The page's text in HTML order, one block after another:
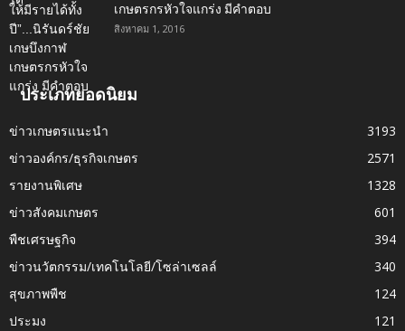
เกษตรกรหัวใจแกร่ง มีคำตอบ
สิงหาคม 1, 2016
ประเภทยอดนิยม
ข่าวเกษตรแนะนำ
3193
ข่าวองค์กร/ธุรกิจเกษตร
2571
รายงานพิเศษ
1328
ข่าวสังคมเกษตร
601
พืชเศรษฐกิจ
394
ข่าวนวัตกรรม/เทคโนโลยี/โซล่าเซลล์
340
สุขภาพพืช
124
ประมง
121